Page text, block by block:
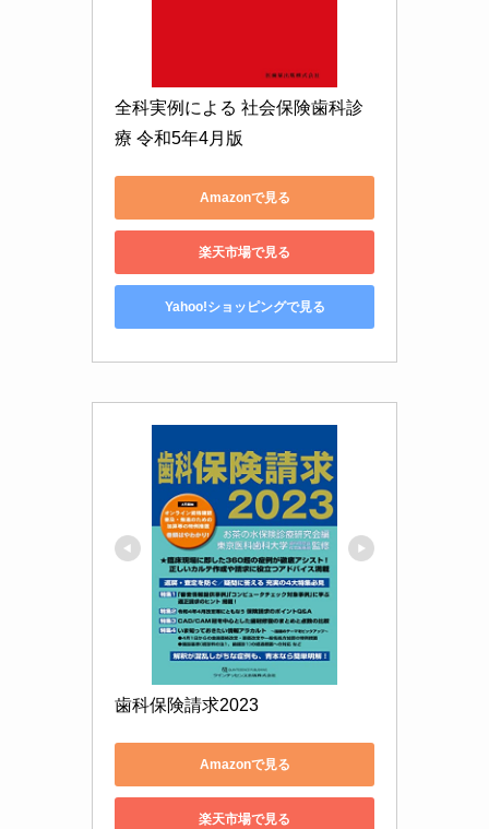
全科実例による 社会保険歯科診
療 令和5年4月版
Amazonで見る
楽天市場で見る
Yahoo!ショッピングで見る
歯科保険請求2023
Amazonで見る
楽天市場で見る